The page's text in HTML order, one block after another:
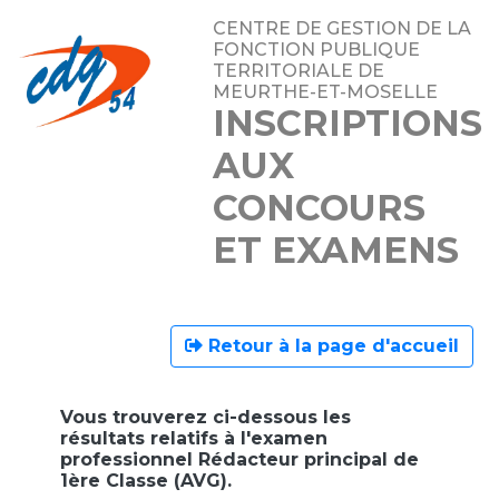
CENTRE DE GESTION DE LA
FONCTION PUBLIQUE
TERRITORIALE DE
MEURTHE-ET-MOSELLE
INSCRIPTIONS
AUX
CONCOURS
ET EXAMENS
Retour à la page d'accueil
Vous trouverez ci-dessous les
résultats relatifs à l'examen
professionnel Rédacteur principal de
1ère Classe (AVG).